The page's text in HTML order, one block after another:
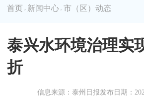
首页 > 新闻中心 > 市（区）动态
泰兴水环境治理实
折
信息来源：泰州日报发布日期：